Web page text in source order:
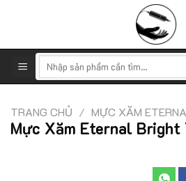
kiếm:
TRANG CHỦ / MỰC XĂM
Mực Xăm Eternal Bright